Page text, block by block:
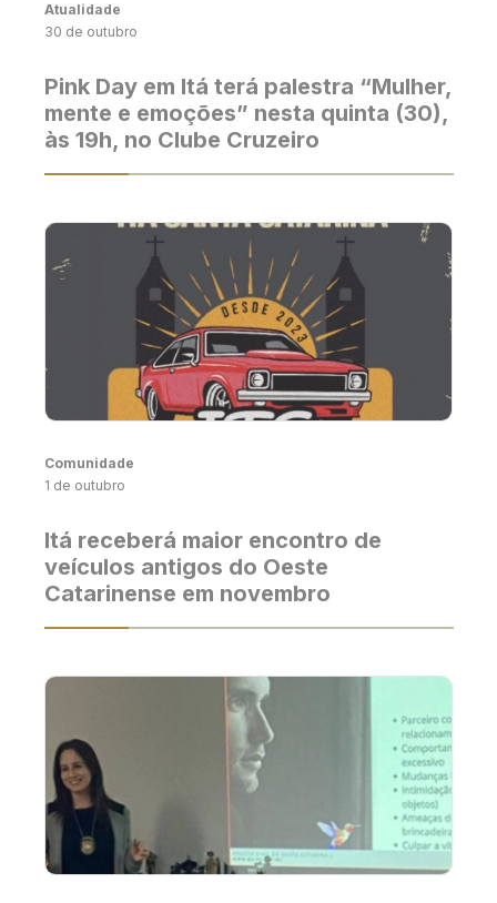
Atualidade
30 de outubro
Pink Day em Itá terá palestra “Mulher,
mente e emoções” nesta quinta (30),
às 19h, no Clube Cruzeiro
Comunidade
1 de outubro
Itá receberá maior encontro de
veículos antigos do Oeste
Catarinense em novembro